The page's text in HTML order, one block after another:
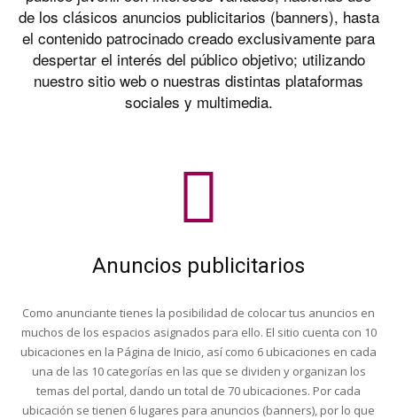
de los clásicos anuncios publicitarios (banners), hasta
el contenido patrocinado creado exclusivamente para
despertar el interés del público objetivo; utilizando
nuestro sitio web o nuestras distintas plataformas
sociales y multimedia.
Anuncios publicitarios
Como anunciante tienes la posibilidad de colocar tus anuncios en
muchos de los espacios asignados para ello. El sitio cuenta con 10
ubicaciones en la Página de Inicio, así como 6 ubicaciones en cada
una de las 10 categorías en las que se dividen y organizan los
temas del portal, dando un total de 70 ubicaciones. Por cada
ubicación se tienen 6 lugares para anuncios (banners), por lo que